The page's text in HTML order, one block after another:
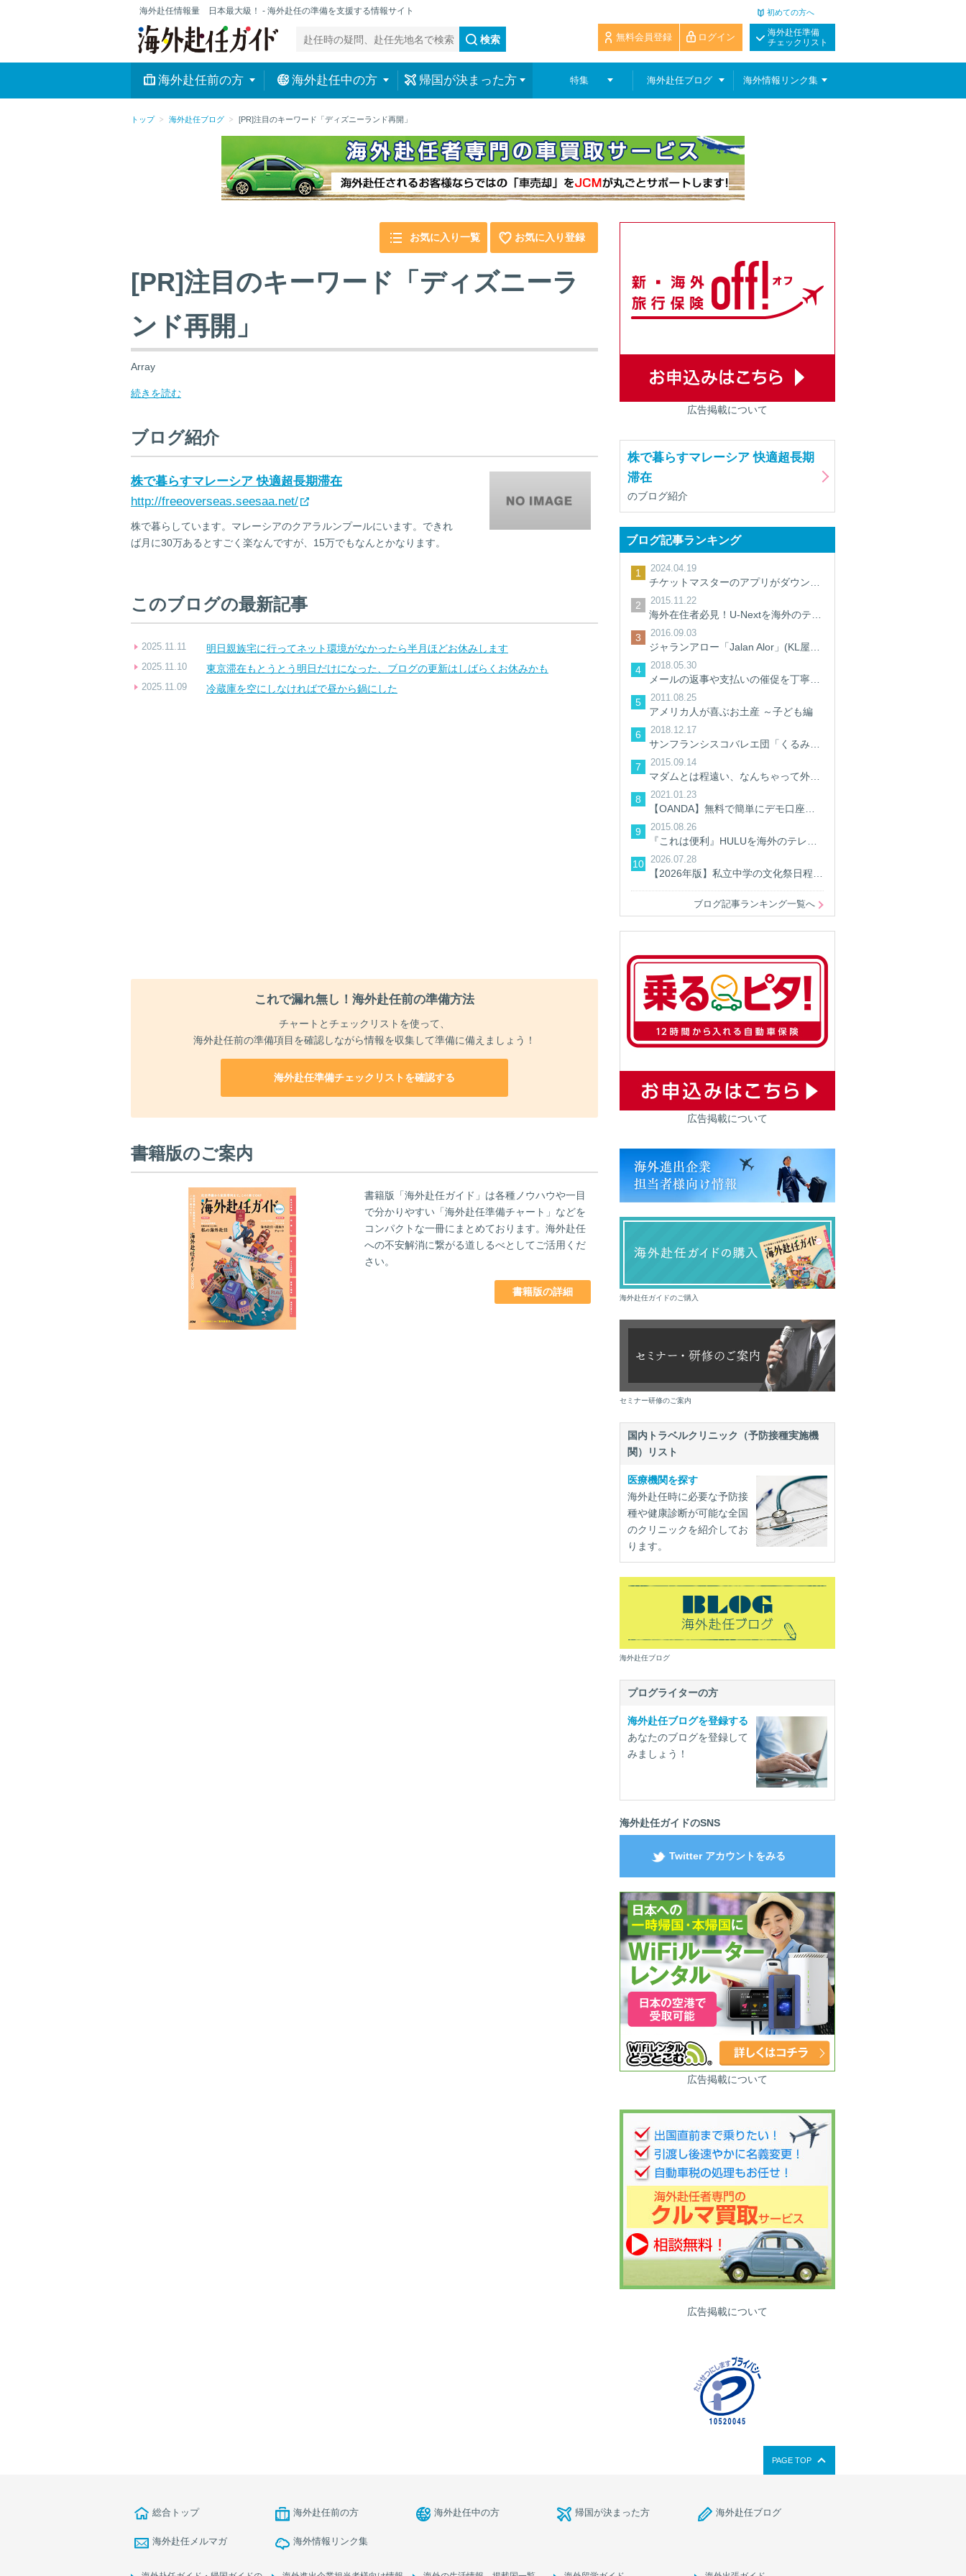
海外赴任情報量 日本最大級！ - 海外赴任の準備を支援する情報サイト
検索
初めての方へ
海外赴任準備
チェックリスト
ログイン
無料会員登録
海外赴任前の方 海外赴任中の方 帰国が決まった方 特集 海外赴任ブログ 海外情報リンク集
トップ 海外赴任ブログ [PR]注目のキーワード「ディズニーランド再開」
お気に入り一覧 お気に入り登録
[PR]注目のキーワード「ディズニーラ
ンド再開」
Array
続きを読む
ブログ紹介
株で暮らすマレーシア 快適超長期滞在
http://freeoverseas.seesaa.net/
株で暮らしています。マレーシアのクアラルンプールにいます。できれ
ば月に30万あるとすごく楽なんですが、15万でもなんとかなります。
このブログの最新記事
2025.11.11 明日親族宅に行ってネット環境がなかったら半月ほどお休みします
2025.11.10 東京滞在もとうとう明日だけになった、ブログの更新はしばらくお休みかも
2025.11.09 冷蔵庫を空にしなければで昼から鍋にした
これで漏れ無し！海外赴任前の準備方法
チャートとチェックリストを使って、
海外赴任前の準備項目を確認しながら情報を収集して準備に備えましょう！
海外赴任準備チェックリストを確認する
書籍版のご案内
書籍版「海外赴任ガイド」は各種ノウハウや一目
で分かりやすい「海外赴任準備チャート」などを
コンパクトな一冊にまとめております。海外赴任
への不安解消に繋がる道しるべとしてご活用くだ
さい。
書籍版の詳細
広告掲載について
株で暮らすマレーシア 快適超長期
滞在
のブログ紹介
ブログ記事ランキング
2024.04.19
2015.11.22
2016.09.03
2018.05.30
2011.08.25
アメリカ人が喜ぶお土産 ～子ども編
2018.12.17
2015.09.14
2021.01.23
2015.08.26
2026.07.28
ブログ記事ランキング一覧へ
広告掲載について
海外赴任ガイドのご購入
セミナー研修のご案内
国内トラベルクリニック（予防接種実施機
関）リスト
医療機関を探す
海外赴任時に必要な予防接
種や健康診断が可能な全国
のクリニックを紹介してお
ります。
海外赴任ブログ
プログライターの方
海外赴任ブログを登録する
あなたのブログを登録して
みましょう！
海外赴任ガイドのSNS
Twitter アカウントをみる
広告掲載について
広告掲載について
PAGE TOP
総合トップ 海外赴任前の方 海外赴任中の方 帰国が決まった方 海外赴任ブログ
海外赴任メルマガ 海外情報リンク集